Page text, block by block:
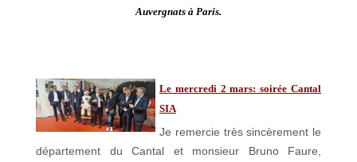
Auvergnats à Paris.
Le mercredi 2 mars: soirée Cantal
SIA
Je remercie très sincèrement le
département du Cantal et monsieur Bruno Faure,